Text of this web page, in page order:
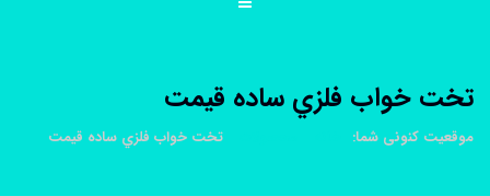
تخت خواب فلزي ساده قيمت
موقعیت کنونی شما: تخت خواب فلزي ساده قيمت